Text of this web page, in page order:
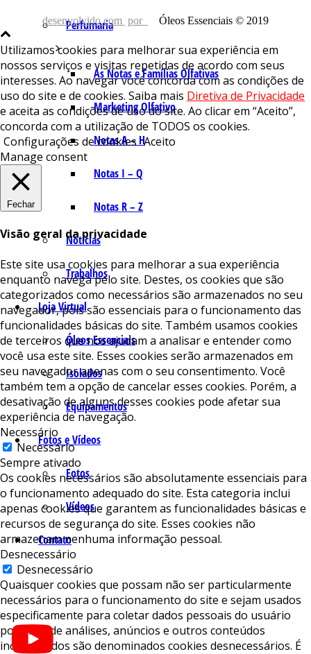
Perfumaria
As Notas e Famílias Olfativas
Marketing Olfativo
Notas A – H
Notas I – Q
Notas R – Z
Notícias
Trabalhos
Loja Virtual
Óleos Essenciais
Isolados
Equipamentos
Fotos e Vídeos
Fotos
Vídeos
Contato
desenvolvido com por Óleos Essenciais © 2019
Utilizamos cookies para melhorar sua experiência em
nossos serviços e visitas repetidas de acordo com seus
interesses. Ao navegar você concorda com as condições de
uso do site e de cookies. Saiba mais Diretiva de Privacidade
e aceita as condições de uso do site. Ao clicar em “Aceito”,
concorda com a utilização de TODOS os cookies.
Configurações de cookies Aceito
Manage consent
Fechar
Visão geral da privacidade
Este site usa cookies para melhorar a sua experiência
enquanto navega pelo site. Destes, os cookies que são
categorizados como necessários são armazenados no seu
navegador, pois são essenciais para o funcionamento das
funcionalidades básicas do site. Também usamos cookies
de terceiros que nos ajudam a analisar e entender como
você usa este site. Esses cookies serão armazenados em
seu navegador apenas com o seu consentimento. Você
também tem a opção de cancelar esses cookies. Porém, a
desativação de alguns desses cookies pode afetar sua
experiência de navegação.
Necessário
Necessário
Sempre ativado
Os cookies necessários são absolutamente essenciais para
o funcionamento adequado do site. Esta categoria inclui
apenas cookies que garantem as funcionalidades básicas e
recursos de segurança do site. Esses cookies não
armazenam nenhuma informação pessoal.
Desnecessário
Desnecessário
Quaisquer cookies que possam não ser particularmente
necessários para o funcionamento do site e sejam usados ​​
especificamente para coletar dados pessoais do usuário
por meio de análises, anúncios e outros conteúdos
incorporados são denominados cookies desnecessários. É